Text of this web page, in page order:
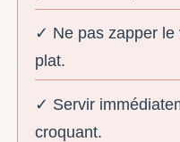
✓ Ne pas zapper le
plat.
✓ Servir
croquant.